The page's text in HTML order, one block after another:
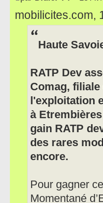
mobilicites.com,
Haute
RATP Dev
Comag,
l'exploitation
à
gain RATP
des rares
encore.
Pour gagner
Momentané